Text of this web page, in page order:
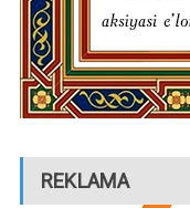
REKLAMA